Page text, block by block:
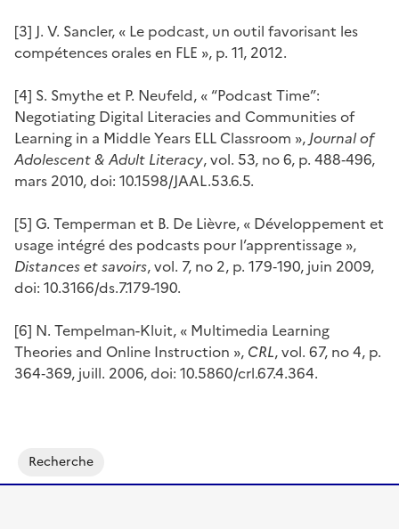
[3] J. V. Sancler, « Le podcast, un outil favorisant les
compétences orales en FLE », p. 11, 2012.
[4] S. Smythe et P. Neufeld, « “Podcast Time”:
Negotiating Digital Literacies and Communities of
Learning in a Middle Years ELL Classroom », Journal of
Adolescent & Adult Literacy, vol. 53, no 6, p. 488‑496,
mars 2010, doi: 10.1598/JAAL.53.6.5.
[5] G. Temperman et B. De Lièvre, « Développement et
usage intégré des podcasts pour l’apprentissage »,
Distances et savoirs, vol. 7, no 2, p. 179‑190, juin 2009,
doi: 10.3166/ds.7.179-190.
[6] N. Tempelman-Kluit, « Multimedia Learning
Theories and Online Instruction », CRL, vol. 67, no 4, p.
364‑369, juill. 2006, doi: 10.5860/crl.67.4.364.
Recherche